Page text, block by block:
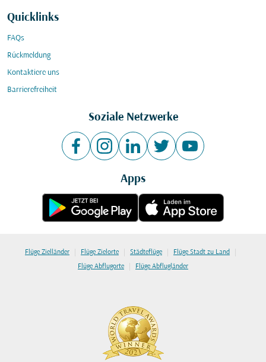
Quicklinks
FAQs
Rückmeldung
Kontaktiere uns
Barrierefreiheit
Soziale Netzwerke
Apps
Flüge Zielländer | Flüge Zielorte | Städteflüge | Flüge Stadt zu Land |
Flüge Abflugorte | Flüge Abflugländer